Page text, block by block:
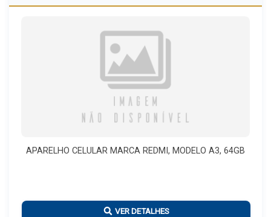
APARELHO CELULAR MARCA REDMI, MODELO A3, 64GB
VER DETALHES